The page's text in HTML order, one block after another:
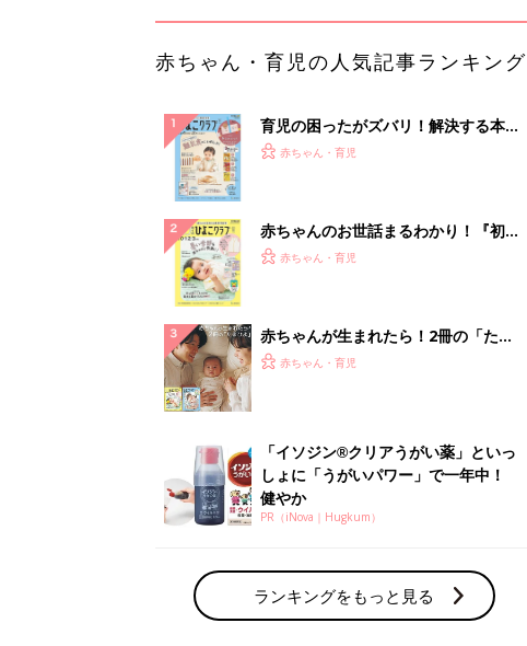
赤ちゃん・育児の人気記事ランキング
育児の困ったがズバリ！解決する本
『ひよこクラブ 秋号』 4カ月～2才
赤ちゃん・育児
赤ちゃんのお世話まるわかり！『初め
てのひよこクラブ 夏号』〈巻頭大特
赤ちゃん・育児
赤ちゃんが生まれたら！2冊の「たま
ひよ」
赤ちゃん・育児
「イソジン®クリアうがい薬」といっ
しょに「うがいパワー」で一年中！
健やか
PR（iNova｜Hugkum）
ランキングをもっと見る